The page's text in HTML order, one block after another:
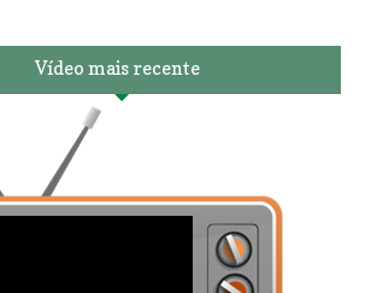
Vídeo mais recente